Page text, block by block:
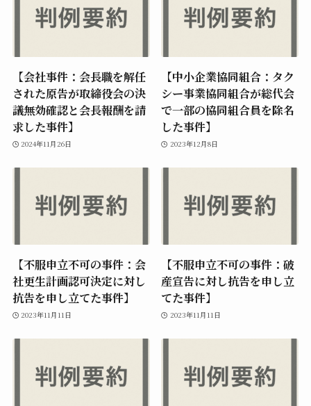
【会社事件：会長職を解任
された原告が取締役会の決
議無効確認と会長報酬を請
求した事件】
2024年11月26日
【中小企業協同組合：タク
シー事業協同組合が総代会
で一部の協同組合員を除名
した事件】
2023年12月8日
【不服申立不可の事件：会
社更生計画認可決定に対し
抗告を申し立てた事件】
2023年11月11日
【不服申立不可の事件：破
産宣告に対し抗告を申し立
てた事件】
2023年11月11日